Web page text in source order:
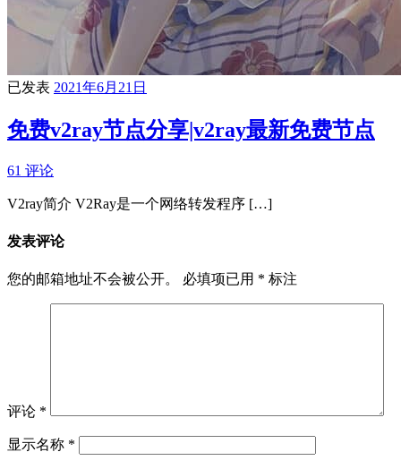
已发表 2021年6月21日
免费v2ray节点分享|v2ray最新免费节点
61 评论
V2ray简介 V2Ray是一个网络转发程序 […]
发表评论
您的邮箱地址不会被公开。 必填项已用 * 标注
评论 *
显示名称 *